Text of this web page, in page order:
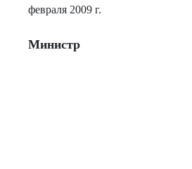
февраля 2009 г.
Министр